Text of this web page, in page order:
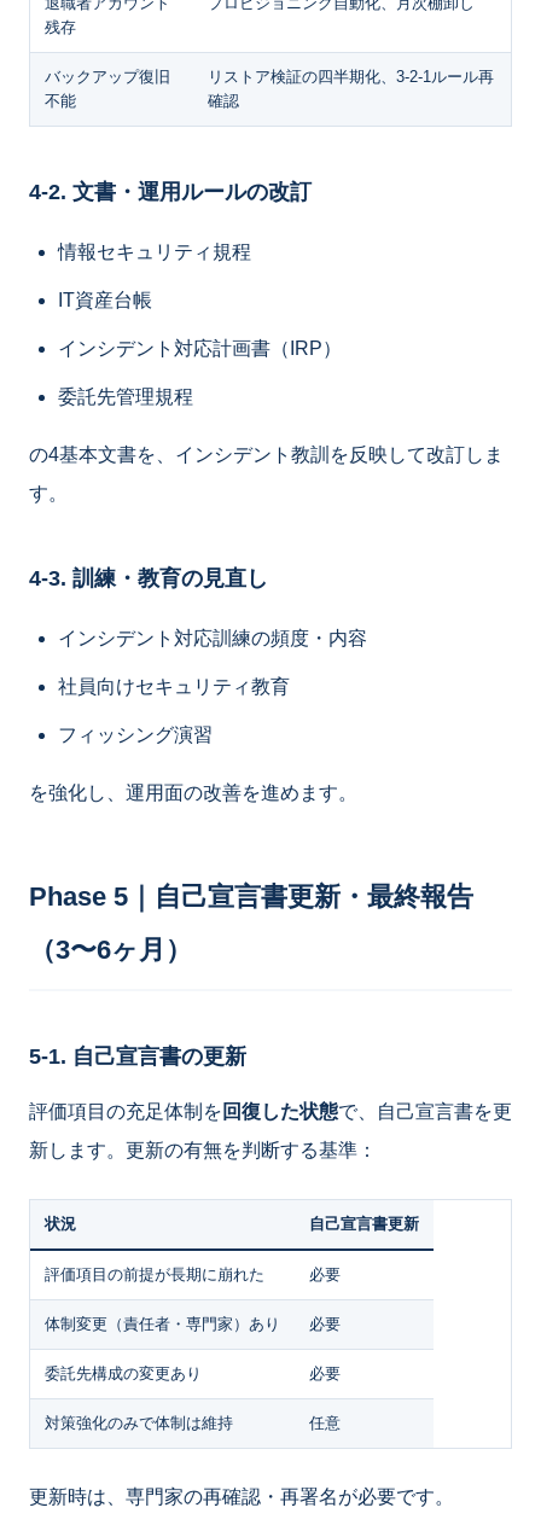
残存
バックアップ復旧
不能
リストア検証の四半期化、3-2-1ルール再
確認
4-2. 文書・運用ルールの改訂
情報セキュリティ規程
IT資産台帳
インシデント対応計画書（IRP）
委託先管理規程
の4基本文書を、インシデント教訓を反映して改訂しま
す。
4-3. 訓練・教育の見直し
インシデント対応訓練の頻度・内容
社員向けセキュリティ教育
フィッシング演習
を強化し、運用面の改善を進めます。
Phase 5｜自己宣言書更新・最終報告
（3〜6ヶ月）
5-1. 自己宣言書の更新
評価項目の充足体制を 回復した状態で、自己宣言書を更
新します。更新の有無を判断する基準：
状況 自己宣言書更新
評価項目の前提が長期に崩れた 必要
体制変更（責任者・専門家）あり 必要
委託先構成の変更あり 必要
対策強化のみで体制は維持 任意
更新時は、専門家の再確認・再署名が必要です。